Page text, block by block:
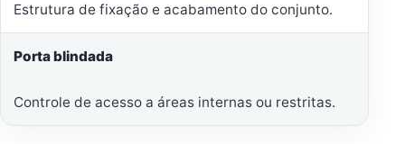
Estrutura de fixação e acabamento do conjunto.
Porta blindada
Controle de acesso a áreas internas ou restritas.